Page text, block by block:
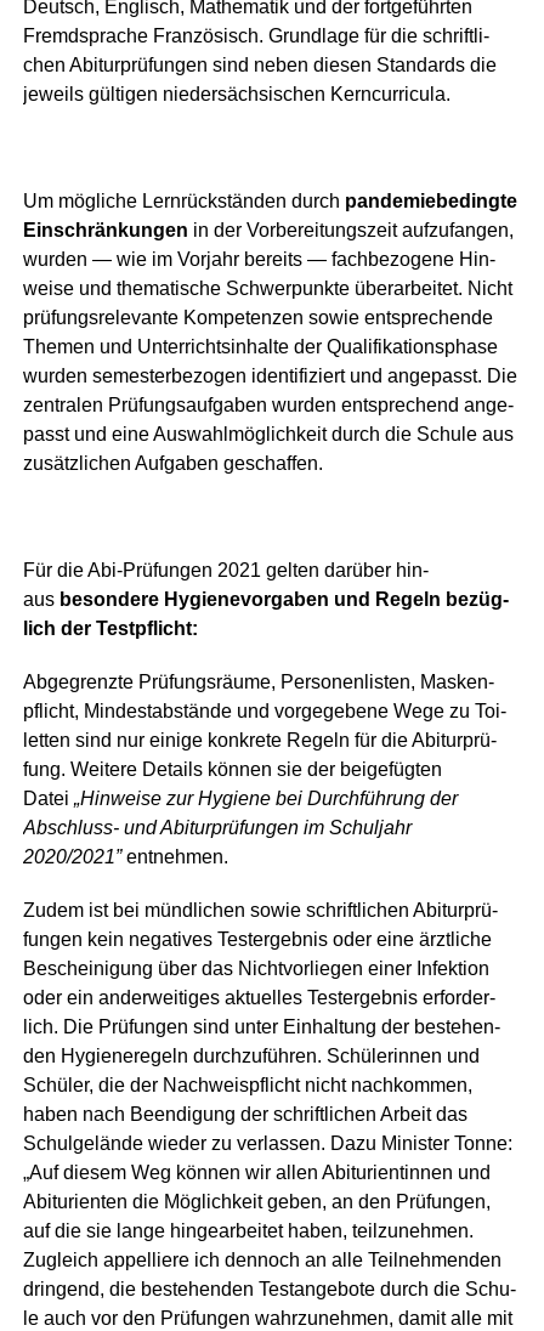
Deutsch, Eng­lisch, Mathe­ma­tik und der fort­ge­führ­ten
Fremd­spra­che Fran­zö­sisch. Grund­la­ge für die schrift­li­
chen Abitur­prü­fun­gen sind neben die­sen Stan­dards die
jeweils gül­ti­gen nie­der­säch­si­schen Kerncurricula.
Um mög­li­che Lern­rück­stän­den durch pan­de­mie­be­ding­te
Ein­schrän­kun­gen in der Vor­be­rei­tungs­zeit auf­zu­fan­gen,
wur­den — wie im Vor­jahr bereits — fach­be­zo­ge­ne Hin­
wei­se und the­ma­ti­sche Schwer­punk­te über­ar­bei­tet. Nicht
prü­fungs­re­le­van­te Kom­pe­ten­zen sowie ent­spre­chen­de
The­men und Unter­richts­in­hal­te der Qua­li­fi­ka­ti­ons­pha­se
wur­den semes­ter­be­zo­gen iden­ti­fi­ziert und ange­passt. Die
zen­tra­len Prü­fungs­auf­ga­ben wur­den ent­spre­chend ange­
passt und eine Aus­wahl­mög­lich­keit durch die Schu­le aus
zusätz­li­chen Auf­ga­ben geschaffen.
Für die Abi-Prü­fun­gen 2021 gel­ten dar­über hin­
ausbeson­de­re Hygie­ne­vor­ga­ben und Regeln bezüg­
lich der Testpflicht:
Abge­grenz­te Prü­fungs­räu­me, Per­so­nen­lis­ten, Mas­ken­
pflicht, Min­dest­ab­stän­de und vor­ge­ge­be­ne Wege zu Toi­
let­ten sind nur eini­ge kon­kre­te Regeln für die Abitur­prü­
fung. Wei­te­re Details kön­nen sie der bei­gefüg­ten
Datei „Hin­wei­se zur Hygie­ne bei Durch­füh­rung der
Abschluss- und Abitur­prü­fun­gen im Schul­jahr
2020/2021”entnehmen.
Zudem ist bei münd­li­chen sowie schrift­li­chen Abitur­prü­
fun­gen kein nega­ti­ves Test­ergeb­nis oder eine ärzt­li­che
Beschei­ni­gung über das Nicht­vor­lie­gen einer Infek­ti­on
oder ein ander­wei­ti­ges aktu­el­les Test­ergeb­nis erfor­der­
lich. Die Prü­fun­gen sind unter Ein­hal­tung der bestehen­
den Hygie­ne­re­geln durch­zu­füh­ren. Schü­le­rin­nen und
Schü­ler, die der Nach­weis­pflicht nicht nach­kom­men,
haben nach Been­di­gung der schrift­li­chen Arbeit das
Schul­ge­län­de wie­der zu ver­las­sen. Dazu Minis­ter Ton­ne:
„Auf die­sem Weg kön­nen wir allen Abitu­ri­en­tin­nen und
Abitu­ri­en­ten die Mög­lich­keit geben, an den Prü­fun­gen,
auf die sie lan­ge hin­ge­ar­bei­tet haben, teil­zu­neh­men.
Zugleich appel­lie­re ich den­noch an alle Teil­neh­men­den
drin­gend, die bestehen­den Test­an­ge­bo­te durch die Schu­
le auch vor den Prü­fun­gen wahr­zu­neh­men, damit alle mit